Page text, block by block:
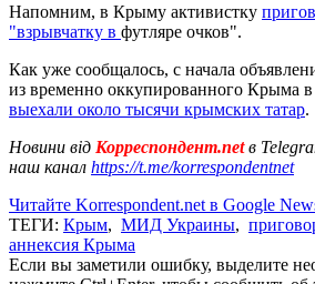
Напомним, в Крыму активистку
"взрывчатку в футляре очков".
Как уже сообщалось, с начала
из временно оккупированного Крыма
выехали около тысячи крымских татар.
Новини від Корреспондент.netв
наш канал https://t.me/korrespondentnet
Читайте Korrespondent.net в Google
ТЕГИ: Крым, МИД Украины,
аннексия Крыма
Если вы заметили ошибку, выделите